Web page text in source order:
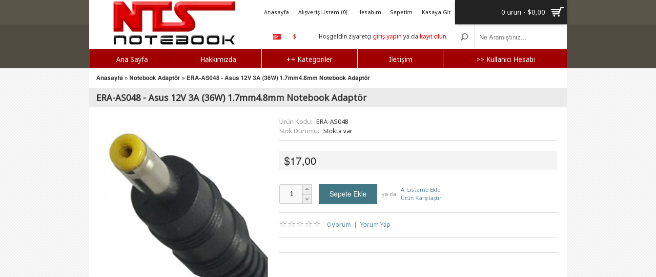
Anasayfa Alışveriş Listem (0) Hesabım Sepetim Kasaya Git 0 ürün - $0,00
$ Hoşgeldin ziyaretçi giriş yapın ya da kayıt olun.
Ana Sayfa Hakkımızda ++ Kategoriler İletişim >> Kullanıcı Hesabı
Anasayfa »Notebook Adaptör » ERA-AS048 - Asus 12V 3A (36W) 1.7mm4.8mm Notebook Adaptör
ERA-AS048 - Asus 12V 3A (36W) 1.7mm4.8mm Notebook Adaptör
Ürün Kodu: ERA-AS048
Stok Durumu: Stokta var
$17,00
ya da
A. Listeme Ekle
Ürün Karşılaştır
0 yorum | Yorum Yap